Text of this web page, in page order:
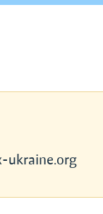
ukraine.org